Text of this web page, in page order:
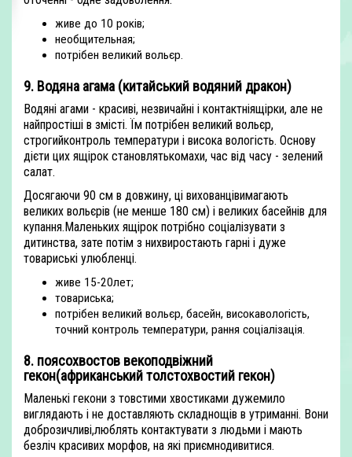
живе до 10 років;
необщительная;
потрібен великий вольєр.
9. Водяна агама (китайський водяний дракон)
Водяні агами - красиві, незвичайні і контактніящірки, але не
найпростіші в змісті. Їм потрібен великий вольєр,
строгийконтроль температури і висока вологість. Основу
дієти цих ящірок становлятькомахи, час від часу - зелений
салат.
Досягаючи 90 см в довжину, ці вихованцівимагають
великих вольєрів (не менше 180 см) і великих басейнів для
купання.Маленьких ящірок потрібно соціалізувати з
дитинства, зате потім з нихвиростають гарні і дуже
товариські улюбленці.
живе 15-20лет;
товариська;
потрібен великий вольєр, басейн, високавологість,
точний контроль температури, рання соціалізація.
8. поясохвостов векоподвіжний
гекон(африканський толстохвостий гекон)
Маленькі гекони з товстими хвостиками дужемило
виглядають і не доставляють складнощів в утриманні. Вони
доброзичливі,люблять контактувати з людьми і мають
безліч красивих морфов, на які приємнодивитися.